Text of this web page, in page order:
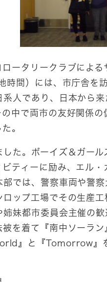
ータリークラブによる
時間）には、市庁舎を
人であり、日本から
中で両市の友好関係の
。
た。ボーイズ＆ガール
ティーに励み、エル
では、警察車両や警
ップ工場でその生産
妹都市委員会主催の歓
を着て『南中ソーラ
』と『Tomorrow』